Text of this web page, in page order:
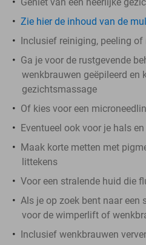
Zie hier de inhoud van de
Inclusief reiniging, peeling of
Ga je voor de rustgevende
wenkbrauwen geëpileerd en
gezichtsmassage
Of kies voor een
Eventueel ook voor je hals
Maak korte metten met
littekens
Voor een stralende huid die
Als je op zoek bent naar een
voor de wimperlift of
Inclusief wenkbrauwen